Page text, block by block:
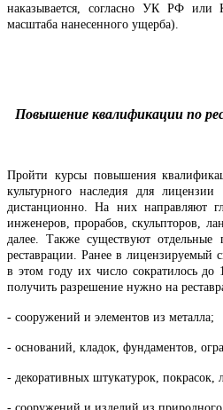
наказывается, согласно УК РФ
масштаба нанесенного ущерба).
Повышение квалификации по
Пройти курсы повышения
культурного наследия для
дистанционно. На них направляют
инженеров, прорабов, скульпторов,
далее. Также существуют
реставрации. Ранее в лицензируемый
в этом году их число сократилось до
получить разрешение нужно на
- сооружений и элементов из металла;
- оснований, кладок, фундаментов,
- декоративных штукатурок, покрасок,